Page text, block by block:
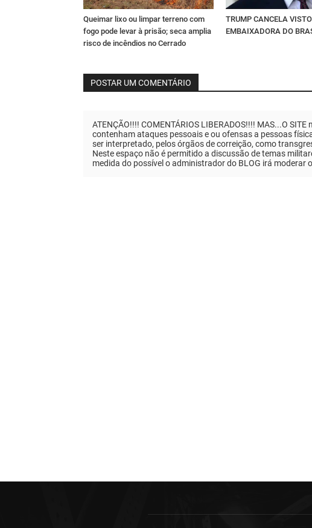
Queimar lixo ou limpar terreno com
fogo pode levar à prisão; seca amplia
risco de incêndios no Cerrado
TRUMP CANCELA
EMBAIXADORA DO
POSTAR UM COMENTÁRIO
ATENÇÃO!!!! COMENTÁRIOS LIBERADOS!!!! MAS...O
contenham ataques pessoais e ou ofensas a pessoas
ser interpretado, pelos órgãos de correição, como
Neste espaço não é permitido a discussão de temas
medida do possível o administrador do BLOG irá moderar